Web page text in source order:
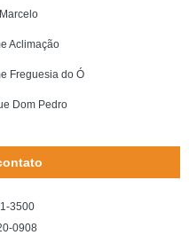
Aclimação
Freguesia do Ó
Dom Pedro
3500
0908